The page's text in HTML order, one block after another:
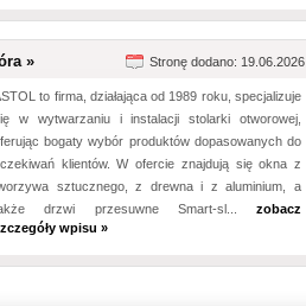
» Stronę dodano: 19.06.2026
to firma, działająca od 1989 roku, specjalizuje
w wytwarzaniu i instalacji stolarki otworowej,
bogaty wybór produktów dopasowanych do
klientów. W ofercie znajdują się okna z
sztucznego, z drewna i z aluminium, a
drzwi przesuwne Smart-sl... zobacz
wpisu »